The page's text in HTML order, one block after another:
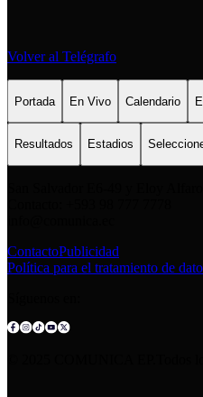
Volver al Telégrafo
Portada En Vivo Calendario
Resultados Estadios
ContactoPublicidad
Política para el tratamiento de